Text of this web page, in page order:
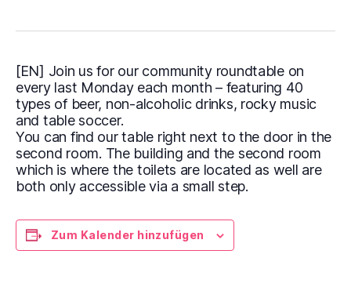
[EN] Join us for our community roundtable on
every last Monday each month – featuring 40
types of beer, non-alcoholic drinks, rocky music
and table soccer.
You can find our table right next to the door in the
second room. The building and the second room
which is where the toilets are located as well are
both only accessible via a small step.
Zum Kalender hinzufügen